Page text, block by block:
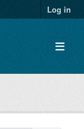
Log in